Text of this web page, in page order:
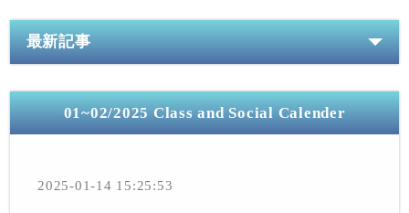
最新記事
01~02/2025 Class and Social Calender
2025-01-14 15:25:53